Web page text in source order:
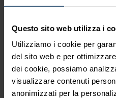
Questo sito web utilizza i
Utilizziamo i cookie per
del sito web e per
dei cookie, possiamo
visualizzare contenuti
anonimizzati per la
CARATTERISTICHE DEL
SINTETICO
Sintetico - sensazione
eccezionalmente leggero,
dell'umidità, aiuta a regolare
asciuga più velocemente
maggiore durabilità.